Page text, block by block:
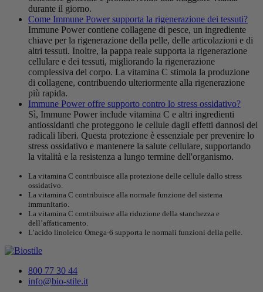
durante il giorno.
Come Immune Power supporta la rigenerazione dei tessuti?
Immune Power contiene collagene di pesce, un ingrediente
chiave per la rigenerazione della pelle, delle articolazioni e di
altri tessuti. Inoltre, la pappa reale supporta la rigenerazione
cellulare e dei tessuti, migliorando la rigenerazione
complessiva del corpo. La vitamina C stimola la produzione
di collagene, contribuendo ulteriormente alla rigenerazione
più rapida.
Immune Power offre supporto contro lo stress ossidativo?
Sì, Immune Power include vitamina C e altri ingredienti
antiossidanti che proteggono le cellule dagli effetti dannosi dei
radicali liberi. Questa protezione è essenziale per prevenire lo
stress ossidativo e mantenere la salute cellulare, supportando
la vitalità e la resistenza a lungo termine dell'organismo.
La vitamina C contribuisce alla protezione delle cellule dallo stress
ossidativo.
La vitamina C contribuisce alla normale funzione del sistema
immunitario.
La vitamina C contribuisce alla riduzione della stanchezza e
dell’affaticamento.
L’acido linoleico Omega-6 supporta le normali funzioni della pelle.
800 77 30 44
info@bio-stile.it